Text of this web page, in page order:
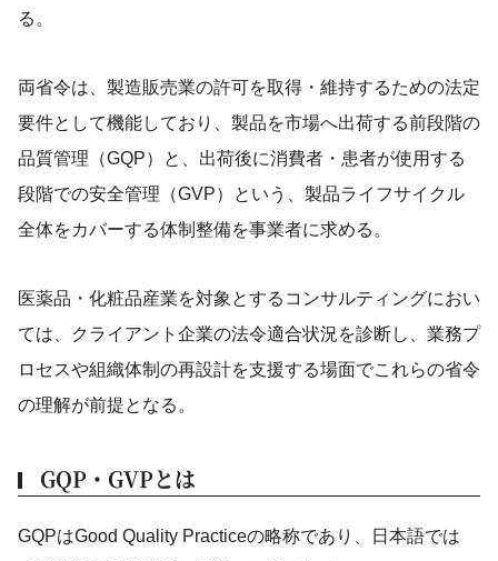
る。
両省令は、製造販売業の許可を取得・維持するための法定
要件として機能しており、製品を市場へ出荷する前段階の
品質管理（GQP）と、出荷後に消費者・患者が使用する
段階での安全管理（GVP）という、製品ライフサイクル
全体をカバーする体制整備を事業者に求める。
医薬品・化粧品産業を対象とするコンサルティングにおい
ては、クライアント企業の法令適合状況を診断し、業務プ
ロセスや組織体制の再設計を支援する場面でこれらの省令
の理解が前提となる。
GQP・GVPとは
GQPはGood Quality Practiceの略称であり、日本語では